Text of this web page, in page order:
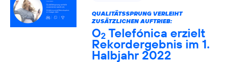
QUALITÄTSSPRUNG VERLEIHT
ZUSÄTZLICHEN AUFTRIEB:
O2 Telefónica erzielt
Rekordergebnis im 1.
Halbjahr 2022